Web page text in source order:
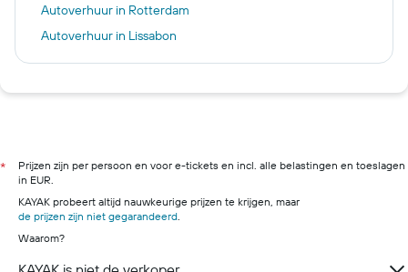
Autoverhuur in Rotterdam
Autoverhuur in Lissabon
Autoverhuur in Rome
Autoverhuur in Maastricht
*
Prijzen zijn per persoon en voor e-tickets en incl. alle belastingen en toeslagen
in EUR.
KAYAK probeert altijd nauwkeurige prijzen te krijgen, maar
de prijzen zijn niet gegarandeerd
Waarom?